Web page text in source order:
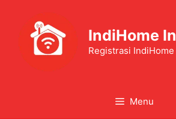
IndiHome
Registrasi
Menu